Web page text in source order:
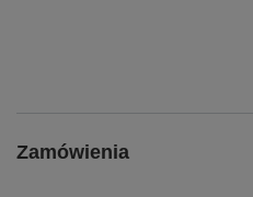
Zamówienia